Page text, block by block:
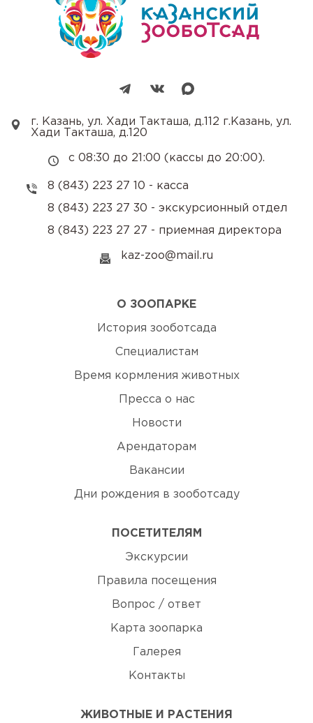
О ЗООПАРКЕ
История зооботсада
Специалистам
Время кормления животных
Пресса о нас
Новости
Арендаторам
Вакансии
Дни рождения в зооботсаду
ПОСЕТИТЕЛЯМ
Экскурсии
Правила посещения
Вопрос / ответ
Карта зоопарка
Галерея
Контакты
ЖИВОТНЫЕ И РАСТЕНИЯ
г. Казань, ул. Хади Такташа, д.112 г.Казань, ул.
Хади Такташа, д.120
с 08:30 до 21:00 (кассы до 20:00).
8 (843) 223 27 10 - касса
8 (843) 223 27 30 - экскурсионный отдел
8 (843) 223 27 27 - приемная директора
kaz-zoo@mail.ru